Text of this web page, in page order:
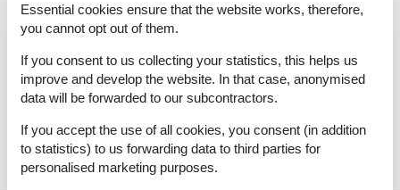
Schrankeinzelbetten 2,00 x 0,90m, 2 Sessel, 2 Stühle, Blu-Ray-
Player, Couchtisch, Einbaukleiderschrank, Einbauküche,
Kochtöpfe, Kühlschrank mit 3* Gefrierfach, Mikrowelle,
Nespresso Maschine, Regal, Spiegel, Spülmaschine,
Stehlampe, Toaster, Wasserkocher
kann unter Extra-Leistungen zusätzlich gebucht werden
Essential cookies ensure that the website works, therefore,
you cannot opt out of them.
If you consent to us collecting your statistics, this helps us
improve and develop the website. In that case, anonymised
data will be forwarded to our subcontractors.
If you accept the use of all cookies, you consent (in addition
to statistics) to us forwarding data to third parties for
personalised marketing purposes.